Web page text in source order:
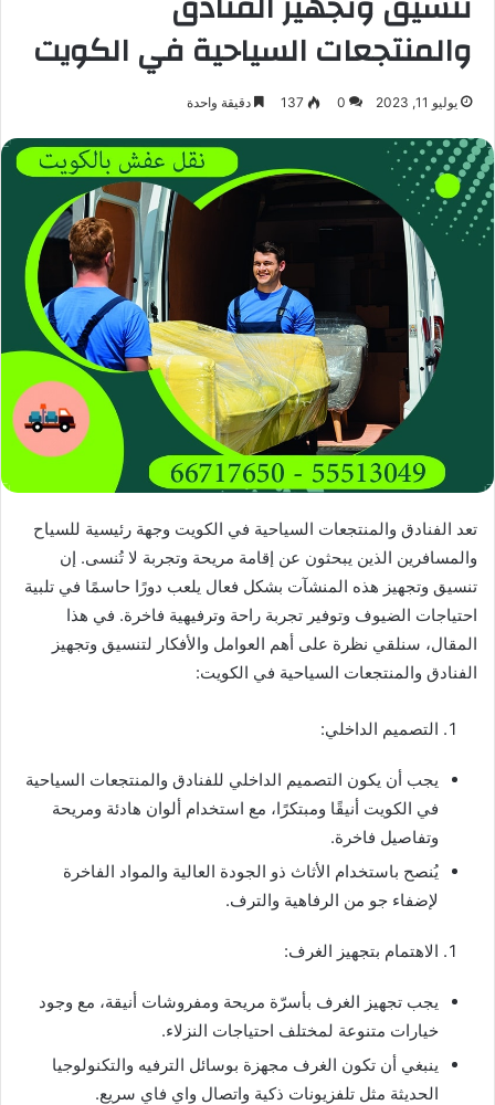
والمنتجعات السياحية في الكويت
يوليو 11, 2023 0
137 دقيقة واحدة
تعد الفنادق والمنتجعات السياحية في الكويت وجهة رئيسية للسياح
والمسافرين الذين يبحثون عن إقامة مريحة وتجربة لا تُنسى. إن
تنسيق وتجهيز هذه المنشآت بشكل فعال يلعب دورًا حاسمًا في تلبية
احتياجات الضيوف وتوفير تجربة راحة وترفيهية فاخرة. في هذا
المقال، سنلقي نظرة على أهم العوامل والأفكار لتنسيق وتجهيز
الفنادق والمنتجعات السياحية في الكويت:
التصميم الداخلي:
يجب أن يكون التصميم الداخلي للفنادق والمنتجعات السياحية
في الكويت أنيقًا ومبتكرًا، مع استخدام ألوان هادئة ومريحة
وتفاصيل فاخرة.
يُنصح باستخدام الأثاث ذو الجودة العالية والمواد الفاخرة
لإضفاء جو من الرفاهية والترف.
الاهتمام بتجهيز الغرف:
يجب تجهيز الغرف بأسرّة مريحة ومفروشات أنيقة، مع وجود
خيارات متنوعة لمختلف احتياجات النزلاء.
ينبغي أن تكون الغرف مجهزة بوسائل الترفيه والتكنولوجيا
الحديثة مثل تلفزيونات ذكية واتصال واي فاي سريع.